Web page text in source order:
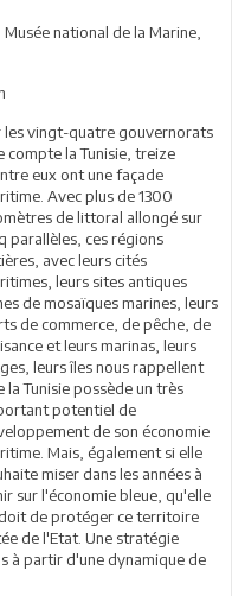
national de la Marine,
les vingt-quatre gouvernorats
compte la Tunisie, treize
eux ont une façade
Avec plus de 1300
de littoral allongé sur
parallèles, ces régions
avec leurs cités
leurs sites antiques
de mosaïques marines, leurs
de commerce, de pêche, de
et leurs marinas, leurs
leurs îles nous rappellent
la Tunisie possède un très
potentiel de
de son économie
Mais, également si elle
miser dans les années à
sur l'économie bleue, qu'elle
de protéger ce territoire
de l'Etat. Une stratégie
à partir d'une dynamique de